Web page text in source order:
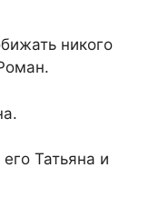
никого
Татьяна и